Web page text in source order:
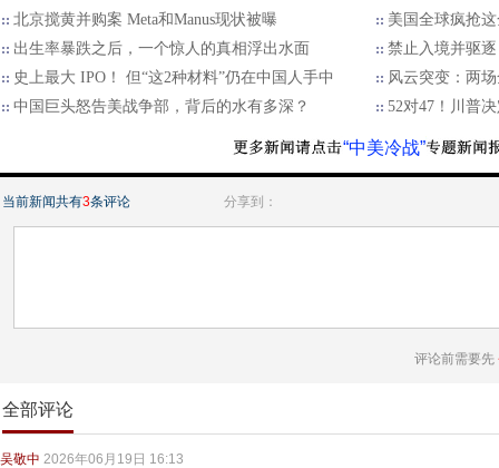
北京搅黄并购案 Meta和Manus现状被曝
美国全球疯抢
出生率暴跌之后，一个惊人的真相浮出水面
禁止入境并驱
史上最大 IPO！ 但“这2种材料”仍在中国人手中
风云突变：两
中国巨头怒告美战争部，背后的水有多深？
52对47！川普
“中美冷战”
当前新闻共有3条评论 分享到：
评论前需要先
全部评论
吴敬中 2026年06月19日 16:13